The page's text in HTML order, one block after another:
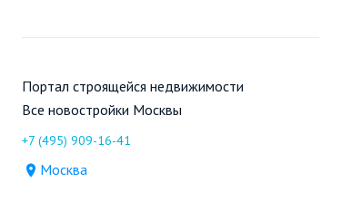
Портал строящейся недвижимости
Все новостройки Москвы
+7 (495) 909-16-41
Москва